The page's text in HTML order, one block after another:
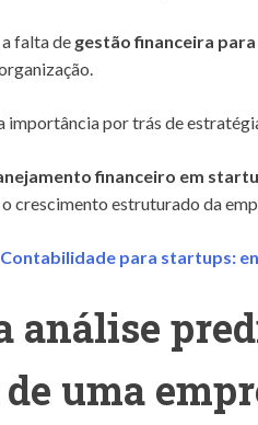
falta de gestão financeira
importância por trás de
financeiro em
crescimento estruturado da
Contabilidade para startups:
análise
uma